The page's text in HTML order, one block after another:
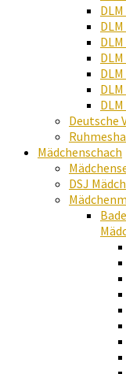
Deutsche
Mädchenschach
DSJ